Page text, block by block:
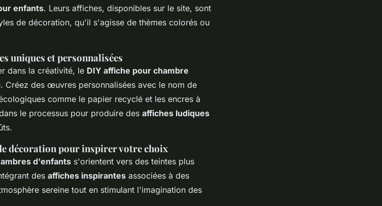
enfants. Leurs affiches, disponibles sur le site, sont
de décoration, qu'il s'agisse de thèmes colorés ou
uniques et personnalisées
dans la créativité, le DIY affiche pour chambre
Créez des œuvres personnalisées avec le nom de
comme le papier recyclé et les encres à
le processus pour produire des affiches ludiques
décoration pour inspirer votre choix
d'enfants s'orientent vers des teintes plus
des affiches inspirantes associées à des
sereine tout en stimulant l'imagination des